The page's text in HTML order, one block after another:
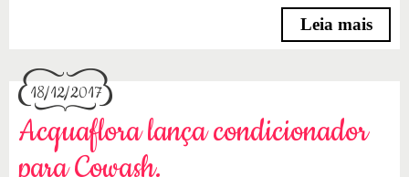
Leia mais
18/12/2017
Acquaflora lança condicionador
para Cowash.